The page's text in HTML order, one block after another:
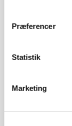
Præferencer
Statistik
Marketing